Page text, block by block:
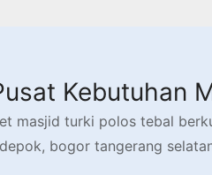
Kebutuhan
masjid turki polos tebal
bogor tangerang